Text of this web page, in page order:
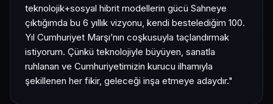
teknolojik+sosyal hibrit modellerin gücü Sahneye
çıktığımda bu 6 yıllık vizyonu, kendi bestelediğim 100.
Yıl Cumhuriyet Marşı’nın coşkusuyla taçlandırmak
istiyorum. Çünkü teknolojiyle büyüyen, sanatla
ruhlanan ve Cumhuriyetimizin kurucu ilhamıyla
şekillenen her fikir, geleceği inşa etmeye adaydır."